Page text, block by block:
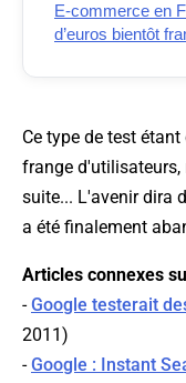
E-commerce en
d’euros bientôt
Ce type de test
frange d'utilisateurs,
suite... L'avenir dira
a été finalement
Articles connexes
-Google testerait
2011)
-Google : Instant